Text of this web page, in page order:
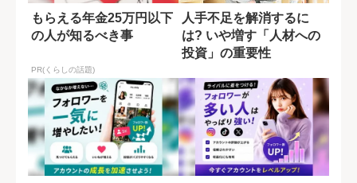
もらえる年金25万円以下
の人が知るべき事
PR(くらしの話題)
人手不足を解消するに
は? いや増す「人材への
投資」の重要性